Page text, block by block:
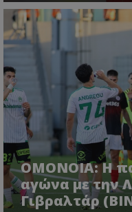
OMONOIA: Η
αγώνα με την
Γιβραλτάρ